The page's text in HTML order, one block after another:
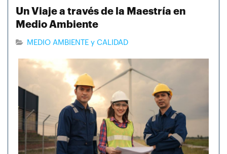
Un Viaje a través de la Maestría en
Medio Ambiente
MEDIO AMBIENTE y CALIDAD